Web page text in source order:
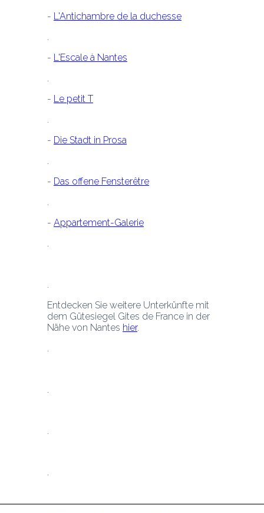
- L'Antichambre de la duchesse
- L'Escale à Nantes
- Le petit T
- Die Stadt in Prosa
- Das offene Fensterêtre
- Appartement-Galerie
Entdecken Sie weitere Unterkünfte mit
dem Gütesiegel Gites de France in der
Nähe von Nantes hier.
.